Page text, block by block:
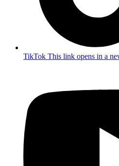
TikTok This link opens in a